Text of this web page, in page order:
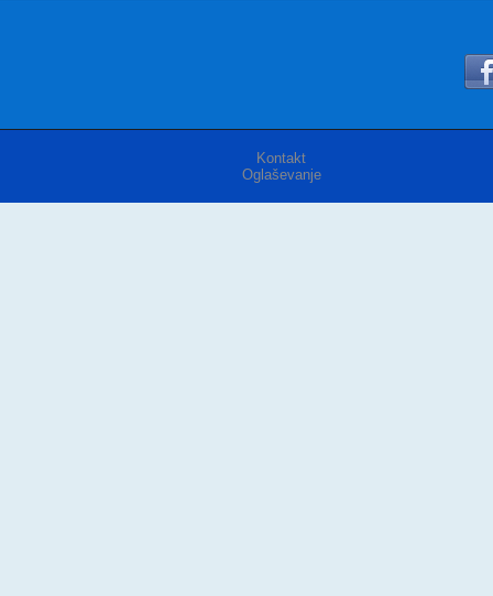
Kontakt
Oglaševanje